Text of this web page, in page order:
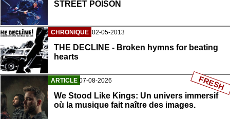
STREET POISON
CHRONIQUE 02-05-2013
THE DECLINE - Broken hymns for beating
hearts
ARTICLE 07-08-2026
We Stood Like Kings: Un univers immersif
où la musique fait naître des images.
FRESH